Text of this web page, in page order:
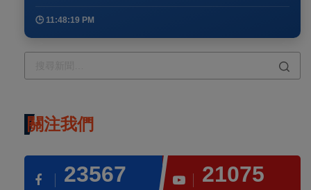
🕒 11:48:19 PM
關注我們
23567 21075